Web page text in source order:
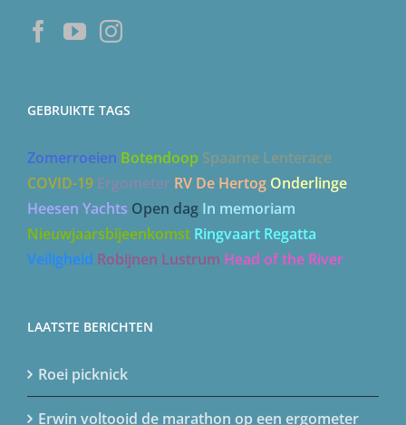
ZomerroeienBotendoopSpaarne Lenterace
COVID-19Ergometer RV De Hertog Onderlinge
Heesen YachtsOpen dagIn memoriam
Nieuwjaarsbijeenkomst Ringvaart Regatta